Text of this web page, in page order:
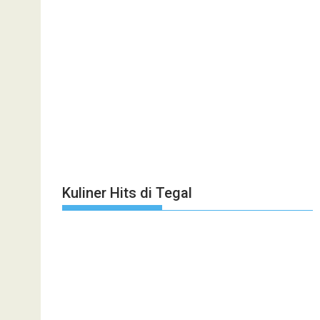
Kuliner Hits di Tegal